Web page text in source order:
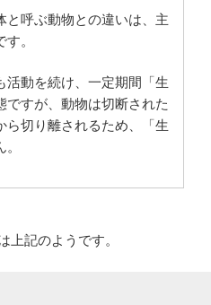
と呼ぶ動物との違いは、主
。
活動を続け、一定期間「生
ですが、動物は切断された
ら切り離されるため、「生
上記のようです。